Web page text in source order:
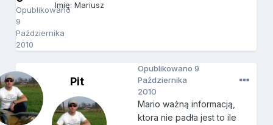
Opublikowano
9
Października
2010
Imię: Mariusz
Pit
Opublikowano9
Października
2010
Mario ważną informacją,
ktora nie padła jest to ile